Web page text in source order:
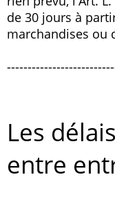
de 30 jours à
marchandises ou
Les
entre